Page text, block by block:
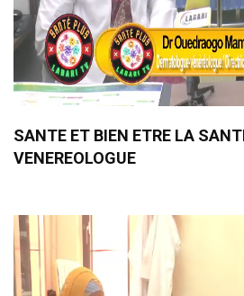
SANTE ET BIEN ETRE LA
VENEREOLOGUE